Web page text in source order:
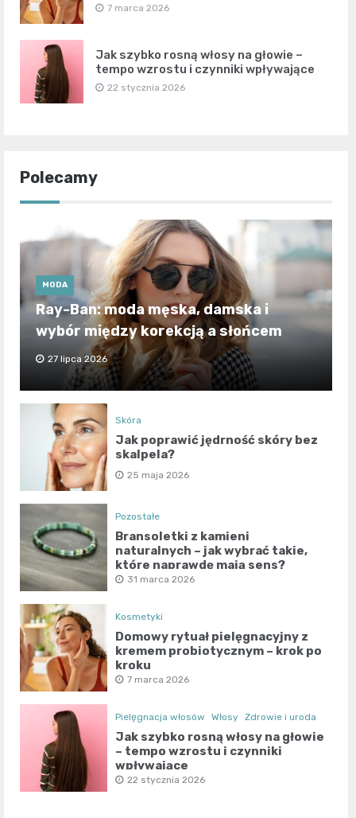
7 marca 2026
Jak szybko rosną włosy na głowie –
tempo wzrostu i czynniki wpływające
22 stycznia 2026
Polecamy
MODA
Ray-Ban: moda męska, damska i
wybór między korekcją a słońcem
27 lipca 2026
Skóra
Jak poprawić jędrność skóry bez
skalpela?
25 maja 2026
Pozostałe
Bransoletki z kamieni
naturalnych – jak wybrać takie,
które naprawdę mają sens?
31 marca 2026
Kosmetyki
Domowy rytuał pielęgnacyjny z
kremem probiotycznym – krok po
kroku
7 marca 2026
Pielęgnacja włosów Włosy Zdrowie i uroda
Jak szybko rosną włosy na głowie
– tempo wzrostu i czynniki
wpływające
22 stycznia 2026